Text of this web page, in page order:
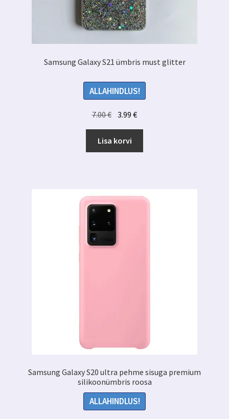
Samsung Galaxy S21 ümbris must glitter
ALLAHINDLUS!
7.00€ Algne
hind
oli:
7.00 €.
3.99€Praegune
hind
3.99 €.
Lisa korvi
Samsung Galaxy S20 ultra pehme sisuga premium
silikoonümbris roosa
ALLAHINDLUS!